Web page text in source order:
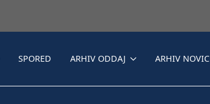
SPORED ARHIV ODDAJ ARHIV NOVIC